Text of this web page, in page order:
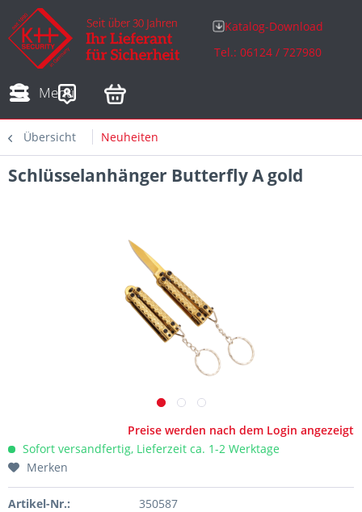
Katalog-Download
Tel.: 06124 / 727980
Menü
Adressen
Übersicht Neuheiten
Schlüsselanhänger Butterfly A gold
Preise werden nach dem Login angezeigt
Sofort versandfertig, Lieferzeit ca. 1-2 Werktage
Merken
Artikel-Nr.:
350587